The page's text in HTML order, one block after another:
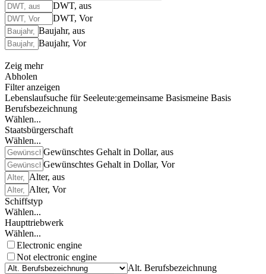
DWT, aus
DWT, Vor
Baujahr, aus
Baujahr, Vor
Zeig mehr
Abholen
Filter anzeigen
Lebenslaufsuche für Seeleute:gemeinsame Basismeine Basis
Berufsbezeichnung
Wählen...
Staatsbürgerschaft
Wählen...
Gewünschtes Gehalt in Dollar, aus
Gewünschtes Gehalt in Dollar, Vor
Alter, aus
Alter, Vor
Schiffstyp
Wählen...
Haupttriebwerk
Wählen...
Electronic engine
Not electronic engine
Alt. Berufsbezeichnung